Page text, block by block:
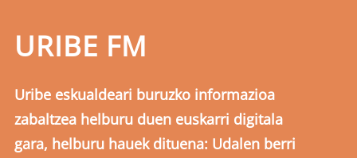
URIBE FM
Uribe eskualdeari buruzko informazioa
zabaltzea helburu duen euskarri digitala
gara, helburu hauek dituena: Udalen berri